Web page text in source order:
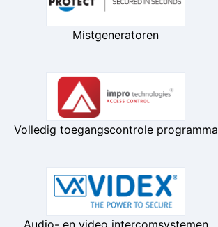
Mistgeneratoren
Volledig toegangscontrole programma
Audio- en video intercomsystemen